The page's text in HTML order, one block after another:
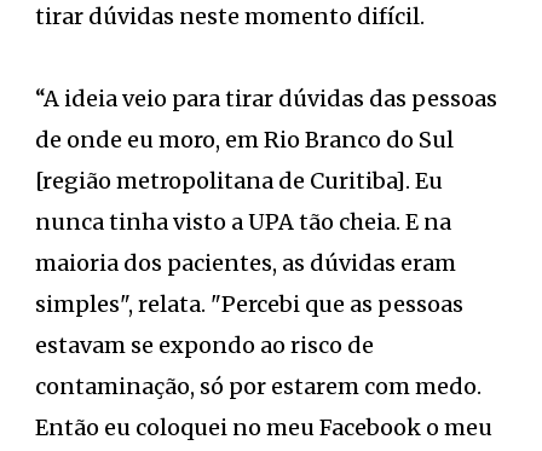
tirar dúvidas neste momento difícil.
“A ideia veio para tirar dúvidas das pessoas
de onde eu moro, em Rio Branco do Sul
[região metropolitana de Curitiba]. Eu
nunca tinha visto a UPA tão cheia. E na
maioria dos pacientes, as dúvidas eram
simples", relata. "Percebi que as pessoas
estavam se expondo ao risco de
contaminação, só por estarem com medo.
Então eu coloquei no meu Facebook o meu